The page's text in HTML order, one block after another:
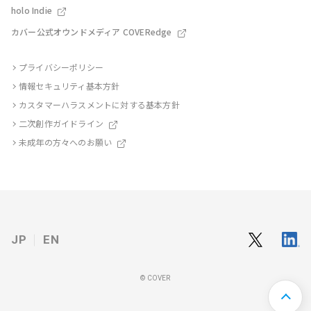
holo Indie
カバー公式オウンドメディア COVERedge
プライバシーポリシー
情報セキュリティ基本方針
カスタマーハラスメントに対する基本方針
二次創作ガイドライン
未成年の方々へのお願い
JP EN
© COVER